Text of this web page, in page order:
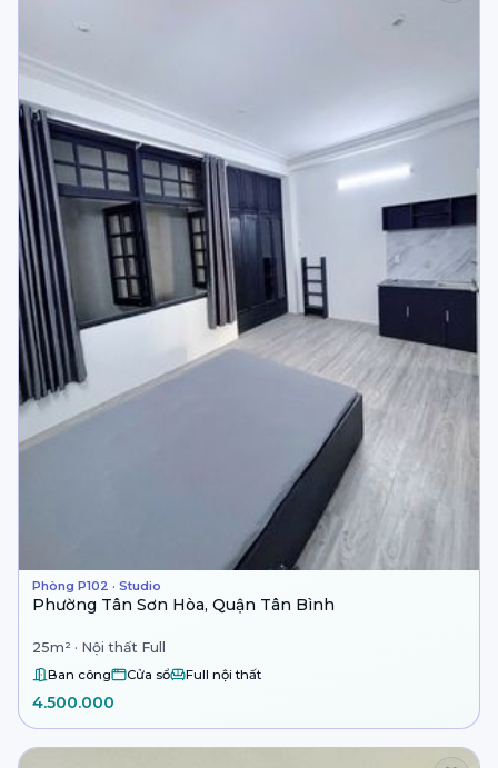
Phòng P102 · Studio
Phường Tân Sơn Hòa, Quận Tân Bình
25m² · Nội thất Full
Ban công Cửa sổ Full nội thất
4.500.000